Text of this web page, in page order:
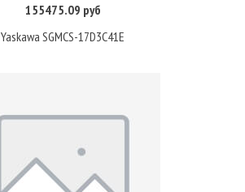
155475.09 руб
Yaskawa SGMCS-17D3C41E